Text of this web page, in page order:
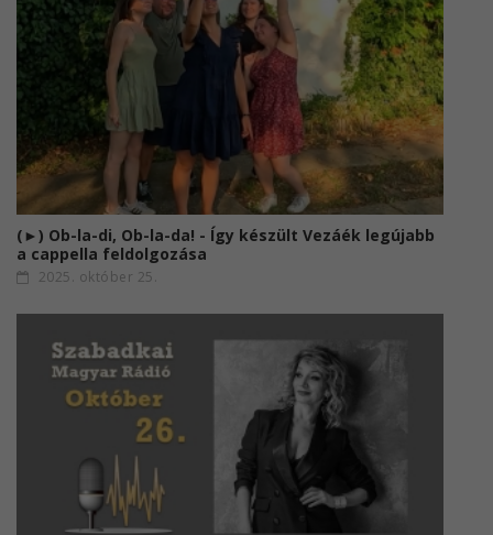
(►) Ob-la-di, Ob-la-da! - Így készült Vezáék legújabb
a cappella feldolgozása
2025. október 25.